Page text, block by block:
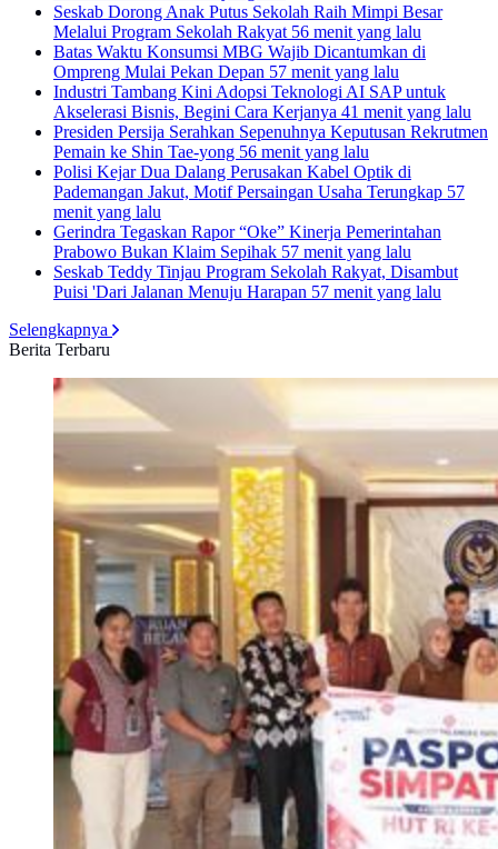
Seskab Dorong Anak Putus Sekolah Raih Mimpi Besar
Melalui Program Sekolah Rakyat 56 menit yang lalu
Batas Waktu Konsumsi MBG Wajib Dicantumkan di
Ompreng Mulai Pekan Depan 57 menit yang lalu
Industri Tambang Kini Adopsi Teknologi AI SAP untuk
Akselerasi Bisnis, Begini Cara Kerjanya 41 menit yang lalu
Presiden Persija Serahkan Sepenuhnya Keputusan Rekrutmen
Pemain ke Shin Tae-yong 56 menit yang lalu
Polisi Kejar Dua Dalang Perusakan Kabel Optik di
Pademangan Jakut, Motif Persaingan Usaha Terungkap 57
menit yang lalu
Gerindra Tegaskan Rapor “Oke” Kinerja Pemerintahan
Prabowo Bukan Klaim Sepihak 57 menit yang lalu
Seskab Teddy Tinjau Program Sekolah Rakyat, Disambut
Puisi 'Dari Jalanan Menuju Harapan 57 menit yang lalu
Selengkapnya
Berita Terbaru